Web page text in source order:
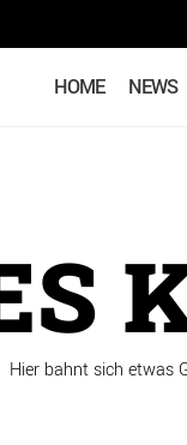
HOME NEWS
Hier bahnt sich etwas